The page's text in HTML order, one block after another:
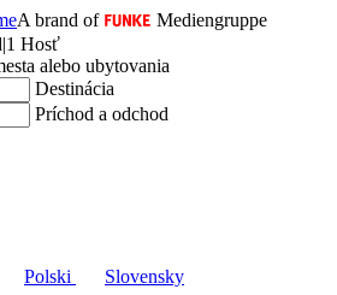
A brand of
Mediengruppe
|1 Hosť
alebo ubytovania
Destinácia
Príchod a odchod
Polski Slovensky